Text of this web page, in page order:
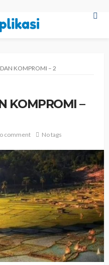
KOMPROMI – 2
KOMPROMI –
comment No tags